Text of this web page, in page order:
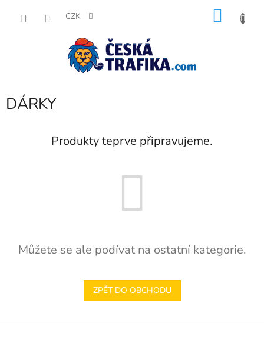
CZK
DÁRKY
Produkty teprve připravujeme.
Můžete se ale podívat na ostatní kategorie.
ZPĚT DO OBCHODU
Z